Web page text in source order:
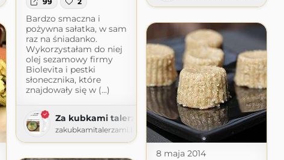
Bardzo smaczna i
pożywna sałatka, w sam
raz na śniadanko.
Wykorzystałam do niej
olej sezamowy firmy
Biolevita i pestki
słonecznika, które
znajdowały się w (...)
Za kubkami talerzami
zakubkamitalerzami.blogspot.com
8 maja 2014